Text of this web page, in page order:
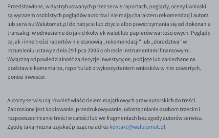
EUR/TRY
EUR/ZAR
GBP/USD
USD/CHF
GBP/CHF
Przedstawione, w dystrybuowanych przez serwis raportach, poglądy, oceny i wnioski
są wyrazem osobistych poglądów autorów i nie mają charakteru rekomendacji autora
lub serwisu Walutomat.pl do nabycia lub zbycia albo powstrzymania się od dokonania
transakcji w odniesieniu do jakichkolwiek walut lub papierów wartościowych. Poglądy
te jak i inne treści raportów nie stanowią „rekomendacji" lub „doradztwa" w
rozumieniu ustawy z dnia 29 lipca 2005 o obrocie instrumentami finansowymi.
Wyłączną odpowiedzialność za decyzje inwestycyjne, podjęte lub zaniechane na
podstawie komentarza, raportu lub z wykorzystaniem wniosków w nim zawartych,
ponosi inwestor.
Autorzy serwisu są również właścicielem majątkowych praw autorskich do treści.
Zabronione jest kopiowanie, przedrukowywanie, udostępnianie osobom trzecim i
rozpowszechnianie treści w całości lub we fragmentach bez zgody autorów serwisu.
Zgodę taką można uzyskać pisząc na adres kontakt@walutomat.pl.